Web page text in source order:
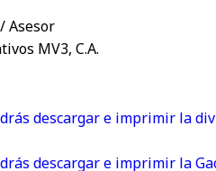
Asesor
MV3, C.A.
descargar e imprimir la
descargar e imprimir la